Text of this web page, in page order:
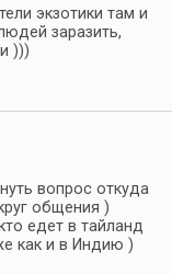
экзотики там и
заразить,
)))
вопрос откуда
общения )
едет в тайланд
как и в Индию )